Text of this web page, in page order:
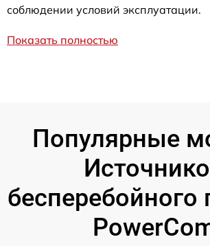
соблюдении условий эксплуатации.
Показать полностью
Популярные
бесперебойного